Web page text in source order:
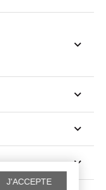
J'ACCEPTE